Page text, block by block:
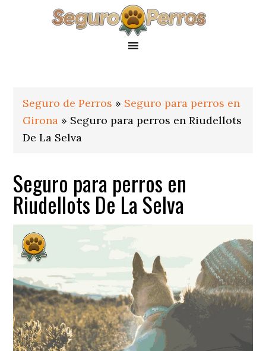
Seguro de Perros » Seguro para perros en
Girona » Seguro para perros en Riudellots
De La Selva
Seguro para perros en
Riudellots De La Selva